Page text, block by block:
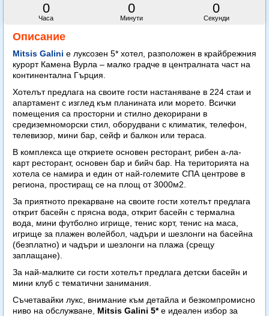
0
Часа
0
Минути
0
Секунди
Описание
Mitsis Galini е луксозен 5* хотел, разположен в крайбрежния
курорт Камена Вурла – малко градче в централната част на
континентална Гърция.
Хотелът предлага на своите гости настаняване в 224 стаи и
апартамент с изглед към планината или морето. Всички
помещения са просторни и стилно декорирани в
средиземноморски стил, оборудвани с климатик, телефон,
телевизор, мини бар, сейф и балкон или тераса.
В комплекса ще откриете основен ресторант, рибен а-ла-
карт ресторант, основен бар и бийч бар. На територията на
хотела се намира и един от най-големите СПА центрове в
региона, простиращ се на площ от 3000м2.
За приятното прекарване на своите гости хотелът предлага
открит басейн с прясна вода, открит басейн с термална
вода, мини футболно игрище, тенис корт, тенис на маса,
игрище за плажен волейбол, чадъри и шезлонги на басейна
(безплатно) и чадъри и шезлонги на плажа (срещу
заплащане).
За най-малките си гости хотелът предлага детски басейн и
мини клуб с тематични занимания.
Съчетавайки лукс, внимание към детайла и безкомпромисно
ниво на обслужване, Mitsis Galini 5*е идеален избор за